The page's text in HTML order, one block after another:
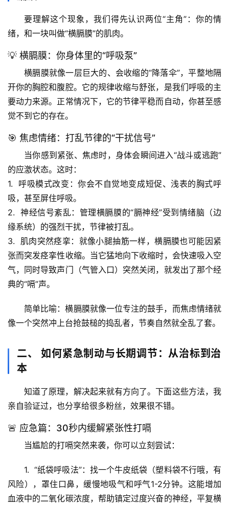
要理解这个现象，我们得先认识两位“主角”：你的情
绪，和一块叫做“横膈膜”的肌肉。
💡 横膈膜：你身体里的“呼吸泵”
横膈膜就像一层巨大的、会收缩的“降落伞”，平整地隔
开你的胸腔和腹腔。它的规律收缩与舒张，是我们呼吸的主
要动力来源。正常情况下，它的节律平稳而自动，你甚至感
觉不到它的存在。
🎯 焦虑情绪：打乱节律的“干扰信号”
当你感到紧张、焦虑时，身体会瞬间进入“战斗或逃跑”
的应激状态。这时：
1. 呼吸模式改变 ：你会不自觉地变成短促、浅表的胸式呼
吸，甚至屏住呼吸。
2. 神经信号紊乱：管理横膈膜的“膈神经”受到情绪脑（边
缘系统）的强烈干扰，节律被打乱。
3. 肌肉突然痉挛 ：就像小腿抽筋一样，横膈膜也可能因紧
张而突发痉挛性收缩。当它猛地向下收缩时，会快速吸入空
气，同时导致声门（气管入口）突然关闭，就发出了那个经
典的“嗝”声。
简单比喻：横膈膜就像一位专注的鼓手，而焦虑情绪就
像一个突然冲上台抢鼓槌的捣乱者，节奏自然就全乱了套。
二、 如何紧急制动与长期调节：从治标到治
本
知道了原理，解决起来就有方向了。下面这些方法，我
亲自验证过，也分享给很多粉丝，效果很不错。
🚨 应急篇：30秒内缓解紧张性打嗝
当尴尬的打嗝突然来袭，你可以立刻尝试：
1. “纸袋呼吸法”：找一个牛皮纸袋（塑料袋不行哦，有
风险），罩住口鼻，缓慢地吸气和呼气1-2分钟。这能增加
血液中的二氧化碳浓度，帮助镇定过度兴奋的神经，平复横